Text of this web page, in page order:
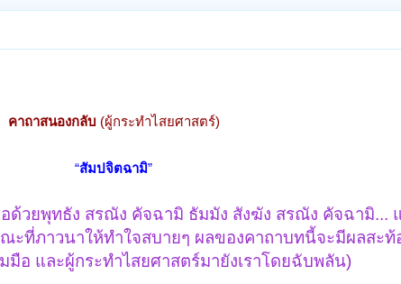
คาถาสนองกลับ (ผู้กระทำไสยศาสตร์)
“สัมปจิตฉามิ”
ด้วยพุทธัง สรณัง คัจฉามิ ธัมมัง สังฆัง สรณัง คัจฉามิ...
ะที่ภาวนาให้ทำใจสบายๆ ผลของคาถาบทนี้จะมีผลสะ
มือ และผู้กระทำไสยศาสตร์มายังเราโดยฉับพลัน)